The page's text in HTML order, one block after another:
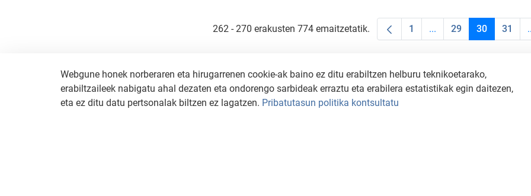
262 - 270 erakusten 774 emaitzetatik. Orrialdea
1 ...Intermediate Pages Use
Orrialdea
29 Orrialdea
30 31
Webgune honek norberaren eta hirugarrenen cookie-ak baino ez ditu erabiltzen helburu teknikoetarako,
erabiltzaileek nabigatu ahal dezaten eta ondorengo sarbideak erraztu eta erabilera estatistikak egin daitezen,
eta ez ditu datu pertsonalak biltzen ez lagatzen. Pribatutasun politika kontsultatu